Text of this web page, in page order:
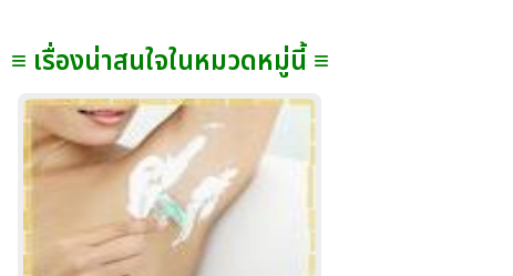
≡ เรื่องน่าสนใจในหมวดหมู่นี้ ≡